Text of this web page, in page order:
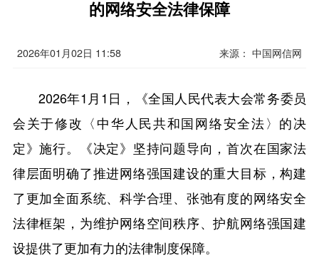
的网络安全法律保障
2026年01月02日 11:58 来源：中国网信网
2026年1月1日，《全国人民代表大会常务委员
会关于修改〈中华人民共和国网络安全法〉的决
定》施行。《决定》坚持问题导向，首次在国家法
律层面明确了推进网络强国建设的重大目标，构建
了更加全面系统、科学合理、张弛有度的网络安全
法律框架，为维护网络空间秩序、护航网络强国建
设提供了更加有力的法律制度保障。